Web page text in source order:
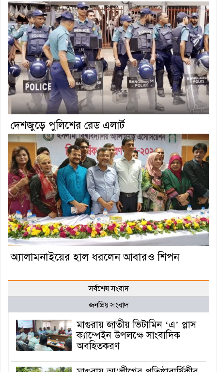
দেশজুড়ে পুলিশের রেড এলার্ট
অ্যালামনাইয়ের হাল ধরলেন আবারও শিপন
সর্বশেষ সংবাদ
জনপ্রিয় সংবাদ
মাগুরায় জাতীয় ভিটামিন ‘এ’ প্লাস
ক্যাম্পেইন উপলক্ষে সাংবাদিক
অবহিতকরণ